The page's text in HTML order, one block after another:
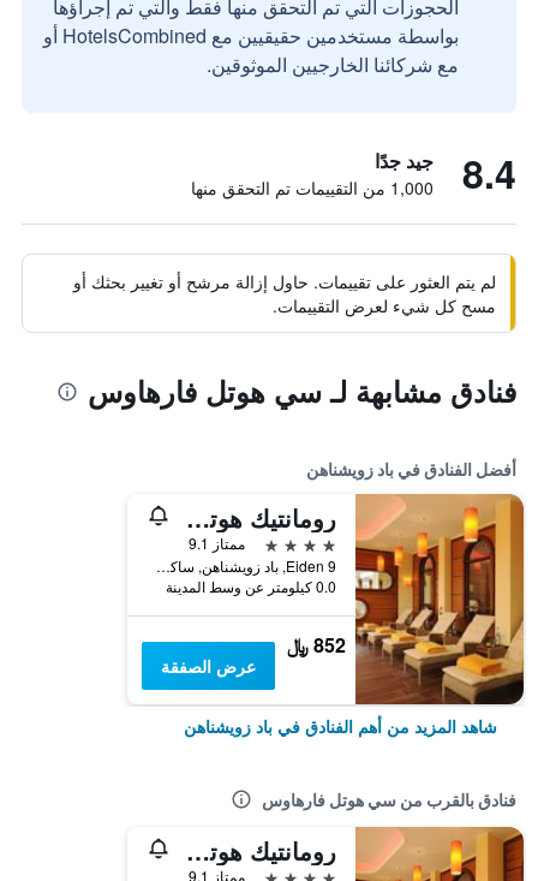
الحجوزات التي تم التحقق منها فقط والتي تم إجراؤها
بواسطة مستخدمين حقيقيين مع HotelsCombined أو
مع شركائنا الخارجيين الموثوقين.
8.4 جيد جدًا
1,000 من التقييمات تم التحقق منها
لم يتم العثور على تقييمات. حاول إزالة مرشح أو تغيير بحثك أو
مسح كل شيء لعرض التقييمات.
فنادق مشابهة لـ سي هوتل فارهاوس
أفضل الفنادق في باد زويشناهن
رومانتيك هوتل جاجدهاوس إيدن أم سي
4 نجوم
ممتاز 9.1
Eiden 9, باد زويشناهن, ساكسونيا السفلى, ألمانيا
0.0 كيلومتر عن وسط المدينة
852 ﷼
عرض الصفقة
شاهد المزيد من أهم الفنادق في باد زويشناهن
فنادق بالقرب من سي هوتل فارهاوس
رومانتيك هوتل جاجدهاوس إيدن أم سي
4 نجوم
ممتاز 9.1